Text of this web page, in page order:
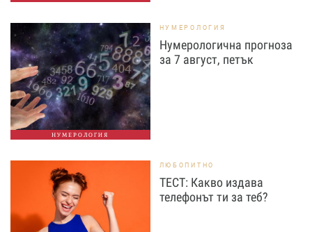
НУМЕРОЛОГИЯ
НУМЕРОЛОГИЯ
Нумерологична прогноза
за 7 август, петък
ЛЮБОПИТНО
ТЕСТ: Какво издава
телефонът ти за теб?